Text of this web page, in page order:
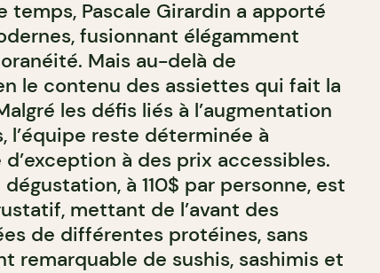
temps, Pascale Girardin a apporté
fusionnant élégamment
Mais au-delà de
le contenu des assiettes qui fait la
les défis liés à l’augmentation
l’équipe reste déterminée à
à des prix accessibles.
à 110$ par personne, est
mettant de l’avant des
de différentes protéines, sans
remarquable de sushis, sashimis et